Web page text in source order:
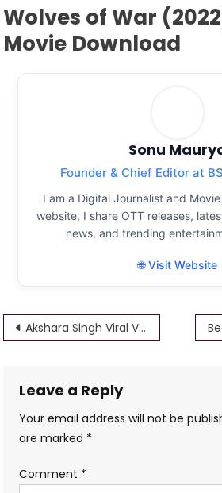
Wolves of War
Movie Download
Sonu
Founder & Chief Editor at
I am a Digital Journalist and
website, I share OTT releases,
news, and trending
🌐 Visit Website
Post
Akshara Singh Viral Video Download Free Link Akshara Singh MMS Video Full HD
Leave a Reply
Your email address will not be
are marked *
Comment *